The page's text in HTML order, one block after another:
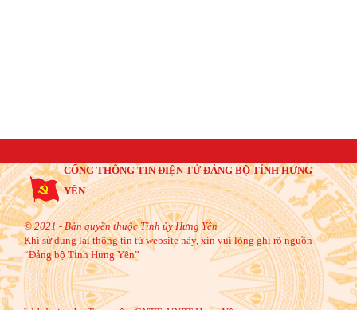
CỔNG THÔNG TIN ĐIỆN TỬ ĐẢNG BỘ TỈNH HƯNG
YÊN
© 2021 - Bản quyền thuộc Tỉnh ủy Hưng Yên
Khi sử dụng lại thông tin từ website này, xin vui lòng ghi rõ nguồn
“Đảng bộ Tỉnh Hưng Yên”